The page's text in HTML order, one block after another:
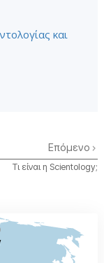
και
Επόμενο
Τι είναι η Scientology;